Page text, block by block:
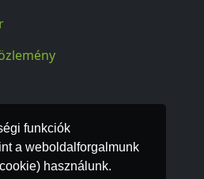
funkciók
a weboldalforgalmunk
használunk.